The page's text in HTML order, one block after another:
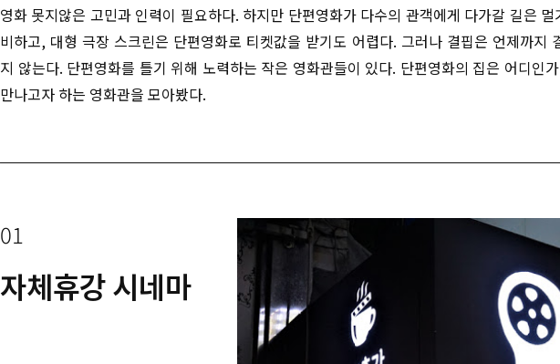
영화 못지않은 고민과 인력이 필요하다. 하지만 단편영화가 다수의 관객에게 다가갈 길은
비하고, 대형 극장 스크린은 단편영화로 티켓값을 받기도 어렵다. 그러나 결핍은 언제까지
지 않는다. 단편영화를 틀기 위해 노력하는 작은 영화관들이 있다. 단편영화의 집은 어디인
만나고자 하는 영화관을 모아봤다.
01
자체휴강 시네마